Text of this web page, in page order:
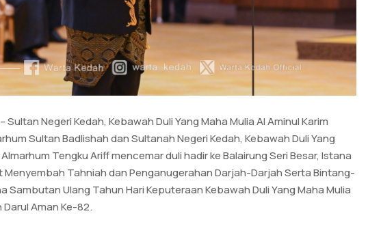
Sultan Negeri Kedah, Kebawah Duli Yang Maha Mulia Al Aminul Karim
Sultan Badlishah dan Sultanah Negeri Kedah, Kebawah Duli Yang
Tengku Ariff mencemar duli hadir ke Balairung Seri Besar, Istana
Menyembah Tahniah dan Penganugerahan Darjah-Darjah Serta Bintang-
Sambutan Ulang Tahun Hari Keputeraan Kebawah Duli Yang Maha Mulia
Aman Ke-82.